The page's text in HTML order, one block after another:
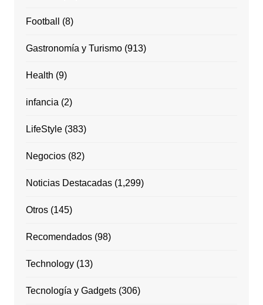
Football (8)
Gastronomía y Turismo(913)
Health (9)
infancia (2)
LifeStyle(383)
Negocios(82)
Noticias Destacadas(1,299)
Otros(145)
Recomendados(98)
Technology(13)
Tecnología y Gadgets(306)